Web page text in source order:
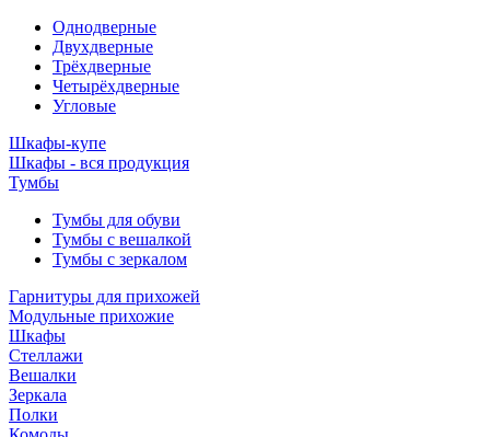
Однодверные
Двухдверные
Трёхдверные
Четырёхдверные
Угловые
Шкафы-купе
Шкафы - вся продукция
Тумбы
Тумбы для обуви
Тумбы с вешалкой
Тумбы с зеркалом
Гарнитуры для прихожей
Модульные прихожие
Шкафы
Стеллажи
Вешалки
Зеркала
Полки